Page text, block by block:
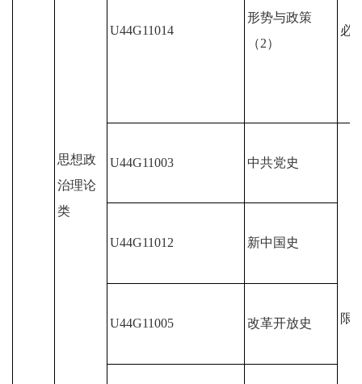
思想政
治理论
类
U44G11014
形势与政策
（2）
必
U44G11003 中共党史
限
U44G11012 新中国史
U44G11005 改革开放史